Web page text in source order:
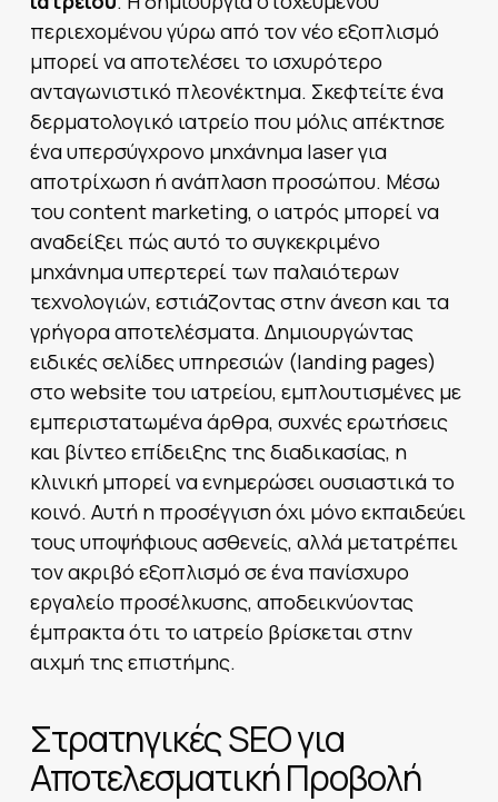
περιεχομένου γύρω από τον νέο εξοπλισμό
μπορεί να αποτελέσει το ισχυρότερο
ανταγωνιστικό πλεονέκτημα. Σκεφτείτε ένα
δερματολογικό ιατρείο που μόλις απέκτησε
ένα υπερσύγχρονο μηχάνημα laser για
αποτρίχωση ή ανάπλαση προσώπου. Μέσω
του content marketing, ο ιατρός μπορεί να
αναδείξει πώς αυτό το συγκεκριμένο
μηχάνημα υπερτερεί των παλαιότερων
τεχνολογιών, εστιάζοντας στην άνεση και τα
γρήγορα αποτελέσματα. Δημιουργώντας
ειδικές σελίδες υπηρεσιών (landing pages)
στο website του ιατρείου, εμπλουτισμένες με
εμπεριστατωμένα άρθρα, συχνές ερωτήσεις
και βίντεο επίδειξης της διαδικασίας, η
κλινική μπορεί να ενημερώσει ουσιαστικά το
κοινό. Αυτή η προσέγγιση όχι μόνο εκπαιδεύει
τους υποψήφιους ασθενείς, αλλά μετατρέπει
τον ακριβό εξοπλισμό σε ένα πανίσχυρο
εργαλείο προσέλκυσης, αποδεικνύοντας
έμπρακτα ότι το ιατρείο βρίσκεται στην
αιχμή της επιστήμης.
Στρατηγικές SEO για
Αποτελεσματική Προβολή